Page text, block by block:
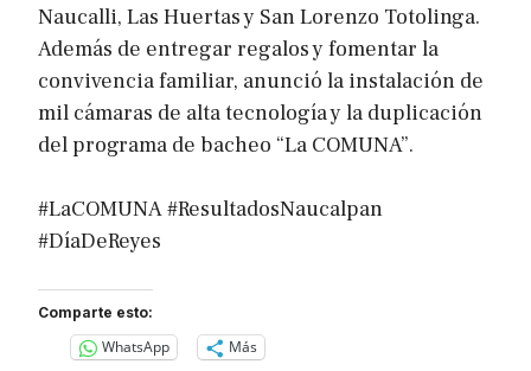
Naucalli, Las Huertas y San Lorenzo Totolinga.
Además de entregar regalos y fomentar la
convivencia familiar, anunció la instalación de
mil cámaras de alta tecnología y la duplicación
del programa de bacheo “La COMUNA”.
#LaCOMUNA #ResultadosNaucalpan
#DíaDeReyes
Comparte esto:
WhatsApp Más